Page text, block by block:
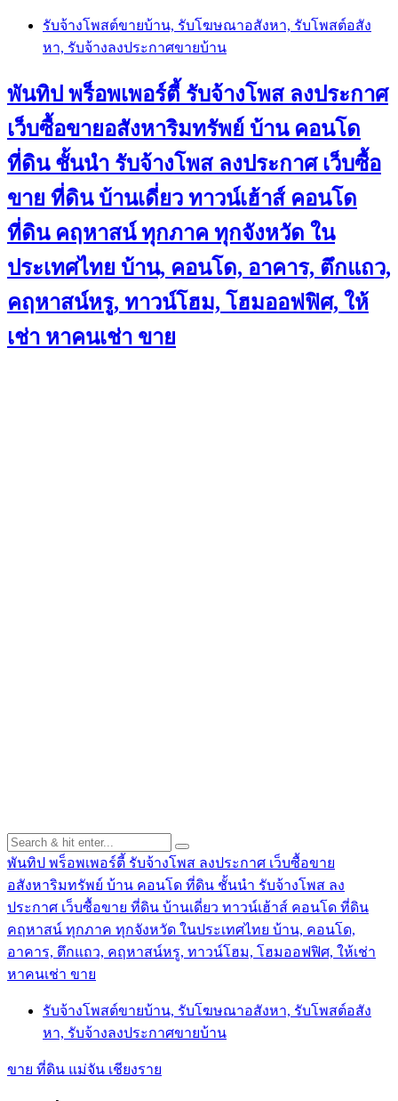
Skip
content
รับจ้างโพสต์ขายบ้าน, รับโฆษณาอสังหา, รับโพสต์อสัง
หา, รับจ้างลงประกาศขายบ้าน
พันทิป พร็อพเพอร์ตี้ รับจ้างโพส ลงประกาศ
เว็บซื้อขายอสังหาริมทรัพย์ บ้าน คอนโด
ที่ดิน ชั้นนำ รับจ้างโพส ลงประกาศ เว็บซื้อ
ขาย ที่ดิน บ้านเดี่ยว ทาวน์เฮ้าส์ คอนโด
ที่ดิน คฤหาสน์ ทุกภาค ทุกจังหวัด ใน
ประเทศไทย บ้าน, คอนโด, อาคาร, ตึกแถว,
คฤหาสน์หรู, ทาวน์โฮม, โฮมออฟฟิศ, ให้
เช่า หาคนเช่า ขาย
พันทิป พร็อพเพอร์ตี้ รับจ้างโพส ลงประกาศ เว็บซื้อขาย
อสังหาริมทรัพย์ บ้าน คอนโด ที่ดิน ชั้นนำ รับจ้างโพส ลง
ประกาศ เว็บซื้อขาย ที่ดิน บ้านเดี่ยว ทาวน์เฮ้าส์ คอนโด ที่ดิน
คฤหาสน์ ทุกภาค ทุกจังหวัด ในประเทศไทย บ้าน, คอนโด,
อาคาร, ตึกแถว, คฤหาสน์หรู, ทาวน์โฮม, โฮมออฟฟิศ, ให้เช่า
หาคนเช่า ขาย
รับจ้างโพสต์ขายบ้าน, รับโฆษณาอสังหา, รับโพสต์อสัง
หา, รับจ้างลงประกาศขายบ้าน
ขาย ที่ดิน แม่จัน เชียงราย